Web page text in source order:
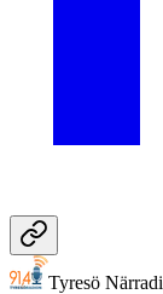
Tyresö